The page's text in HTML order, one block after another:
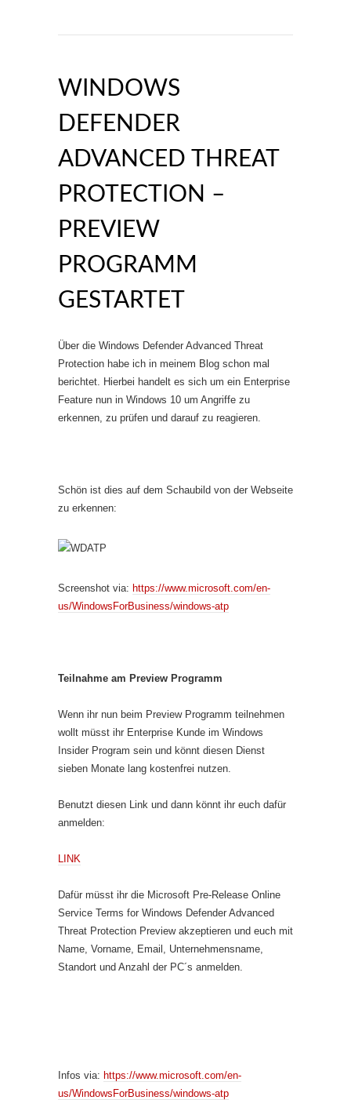
WINDOWS
DEFENDER
ADVANCED THREAT
PROTECTION –
PREVIEW
PROGRAMM
GESTARTET
Über die Windows Defender Advanced Threat
Protection habe ich in meinem Blog schon mal
berichtet. Hierbei handelt es sich um ein Enterprise
Feature nun in Windows 10 um Angriffe zu
erkennen, zu prüfen und darauf zu reagieren.
Schön ist dies auf dem Schaubild von der Webseite
zu erkennen:
Screenshot via: https://www.microsoft.com/en-
us/WindowsForBusiness/windows-atp
Teilnahme am Preview Programm
Wenn ihr nun beim Preview Programm teilnehmen
wollt müsst ihr Enterprise Kunde im Windows
Insider Program sein und könnt diesen Dienst
sieben Monate lang kostenfrei nutzen.
Benutzt diesen Link und dann könnt ihr euch dafür
anmelden:
LINK
Dafür müsst ihr die Microsoft Pre-Release Online
Service Terms for Windows Defender Advanced
Threat Protection Preview akzeptieren und euch mit
Name, Vorname, Email, Unternehmensname,
Standort und Anzahl der PC´s anmelden.
Infos via: https://www.microsoft.com/en-
us/WindowsForBusiness/windows-atp